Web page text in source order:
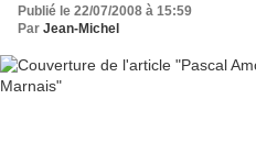
Publié le 22/07/2008 à 15:59
Par Jean-Michel